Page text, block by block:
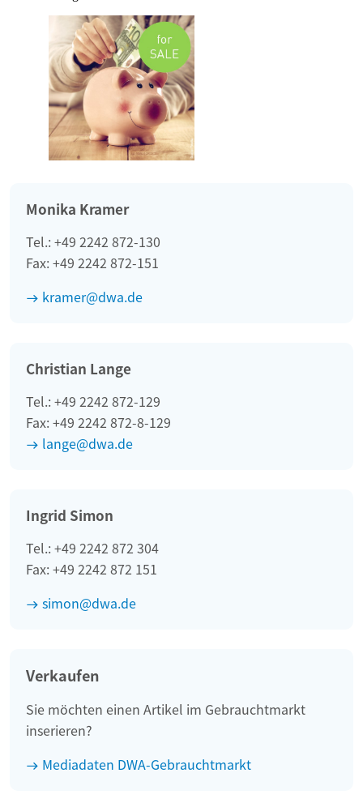
Monika Kramer
Tel.: +49 2242 872-130
Fax: +49 2242 872-151
kramer@dwa.de
Christian Lange
Tel.: +49 2242 872-129
Fax: +49 2242 872-8-129
lange@dwa.de
Ingrid Simon
Tel.: +49 2242 872 304
Fax: +49 2242 872 151
simon@dwa.de
Verkaufen
Sie möchten einen Artikel im Gebrauchtmarkt
inserieren?
Mediadaten DWA-Gebrauchtmarkt